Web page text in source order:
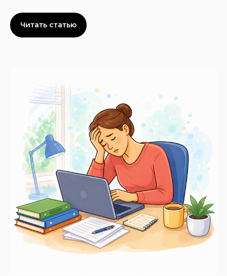
Читать статью